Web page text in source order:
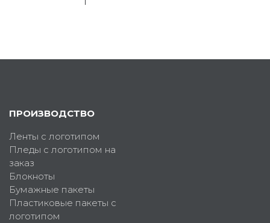
ПРОИЗВОДСТВО
Ленты с логотипом
Пледы с логотипом на
заказ
Блокноты
Бумажные пакеты
Пластиковые пакеты с
логотипом